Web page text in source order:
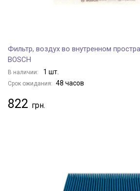
Фильтр, воздух во внутренном
BOSCH
В наличии: 1 шт.
Срок ожидания: 48 часов
822